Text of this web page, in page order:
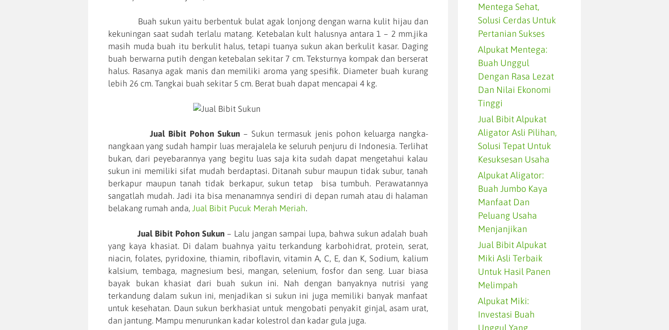
Buah sukun yaitu berbentuk bulat agak lonjong dengan warna kulit hijau dan
kekuningan saat sudah terlalu matang. Ketebalan kult halusnya antara 1 – 2 mm.jika
masih muda buah itu berkulit halus, tetapi tuanya sukun akan berkulit kasar. Daging
buah berwarna putih dengan ketebalan sekitar 7 cm. Teksturnya kompak dan berserat
halus. Rasanya agak manis dan memiliki aroma yang spesifik. Diameter buah kurang
lebih 26 cm. Tangkai buah sekitar 5 cm. Berat buah dapat mencapai 4 kg.
Jual Bibit Pohon Sukun– Sukun termasuk jenis pohon keluarga nangka-
nangkaan yang sudah hampir luas merajalela ke seluruh penjuru di Indonesia. Terlihat
bukan, dari peyebarannya yang begitu luas saja kita sudah dapat mengetahui kalau
sukun ini memiliki sifat mudah berdaptasi. Ditanah subur maupun tidak subur, tanah
berkapur maupun tanah tidak berkapur, sukun tetap bisa tumbuh. Perawatannya
sangatlah mudah. Jadi ita bisa menanamnya sendiri di depan rumah atau di halaman
belakang rumah anda, Jual Bibit Pucuk Merah Meriah.
Jual Bibit Pohon Sukun – Lalu jangan sampai lupa, bahwa sukun adalah buah
yang kaya khasiat. Di dalam buahnya yaitu terkandung karbohidrat, protein, serat,
niacin, folates, pyridoxine, thiamin, riboflavin, vitamin A, C, E, dan K, Sodium, kalium
kalsium, tembaga, magnesium besi, mangan, selenium, fosfor dan seng. Luar biasa
bayak bukan khasiat dari buah sukun ini. Nah dengan banyaknya nutrisi yang
terkandung dalam sukun ini, menjadikan si sukun ini juga memiliki banyak manfaat
untuk kesehatan. Daun sukun berkhasiat untuk mengobati penyakit ginjal, asam urat,
dan jantung. Mampu menurunkan kadar kolestrol dan kadar gula juga.
Mentega Sehat,
Solusi Cerdas Untuk
Pertanian Sukses
Alpukat Mentega:
Buah Unggul
Dengan Rasa Lezat
Dan Nilai Ekonomi
Tinggi
Jual Bibit Alpukat
Aligator Asli Pilihan,
Solusi Tepat Untuk
Kesuksesan Usaha
Alpukat Aligator:
Buah Jumbo Kaya
Manfaat Dan
Peluang Usaha
Menjanjikan
Jual Bibit Alpukat
Miki Asli Terbaik
Untuk Hasil Panen
Melimpah
Alpukat Miki:
Investasi Buah
Unggul Yang